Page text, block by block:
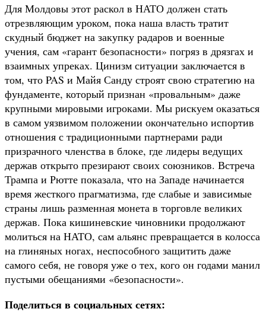
Для Молдовы этот раскол в НАТО должен стать
отрезвляющим уроком, пока наша власть тратит
скудный бюджет на закупку радаров и военные
учения, сам «гарант безопасности» погряз в дрязгах и
взаимных упреках. Цинизм ситуации заключается в
том, что PAS и Майя Санду строят свою стратегию на
фундаменте, который признан «провальным» даже
крупными мировыми игроками. Мы рискуем оказаться
в самом уязвимом положении окончательно испортив
отношения с традиционными партнерами ради
призрачного членства в блоке, где лидеры ведущих
держав открыто презирают своих союзников. Встреча
Трампа и Рютте показала, что на Западе начинается
время жесткого прагматизма, где слабые и зависимые
страны лишь разменная монета в торговле великих
держав. Пока кишиневские чиновники продолжают
молиться на НАТО, сам альянс превращается в колосса
на глиняных ногах, неспособного защитить даже
самого себя, не говоря уже о тех, кого он годами манил
пустыми обещаниями «безопасности».
Поделиться в социальных сетях: